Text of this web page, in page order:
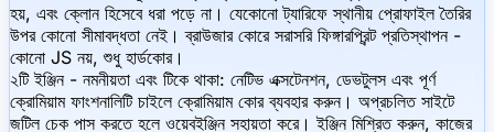
হয়, এবং ক্লোন হিসেবে ধরা পড়ে না। যেকোনো ট্যারিফে স্থানীয় প্রোফাইল তৈরির
উপর কোনো সীমাবদ্ধতা নেই। ব্রাউজার কোরে সরাসরি ফিঙ্গারপ্রিন্ট প্রতিস্থাপন -
কোনো JS নয়, শুধু হার্ডকোর।
২টি ইঞ্জিন - নমনীয়তা এবং টিকে থাকা: নেটিভ এক্সটেনশন, ডেভটুলস এবং পূর্ণ
ক্রোমিয়াম ফাংশনালিটি চাইলে ক্রোমিয়াম কোর ব্যবহার করুন। অপ্রচলিত সাইটে
জটিল চেক পাস করতে হলে ওয়েবইঞ্জিন সহায়তা করে। ইঞ্জিন মিশ্রিত করুন, কাজের